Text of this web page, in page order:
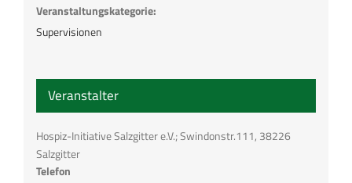
Veranstaltungskategorie:
Supervisionen
Veranstalter
Hospiz-Initiative Salzgitter e.V.; Swindonstr.111, 38226
Salzgitter
Telefon